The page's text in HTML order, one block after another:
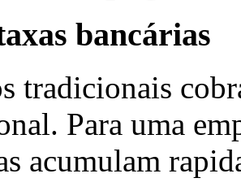
bancárias
tradicionais
Para uma
acumulam